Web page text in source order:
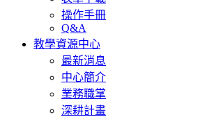
操作手冊
Q&A
教學資源中心
最新消息
中心簡介
業務職掌
深耕計畫